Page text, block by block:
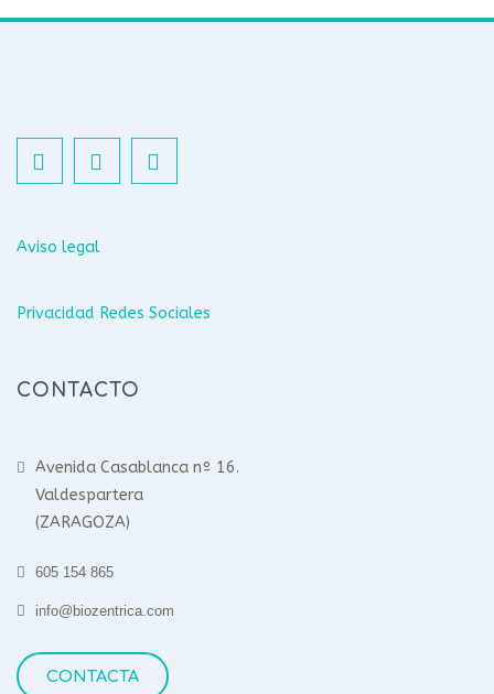
Aviso legal
Privacidad Redes Sociales
CONTACTO
Avenida Casablanca nº 16.
Valdespartera
(ZARAGOZA)
605 154 865
info@biozentrica.com
CONTACTA